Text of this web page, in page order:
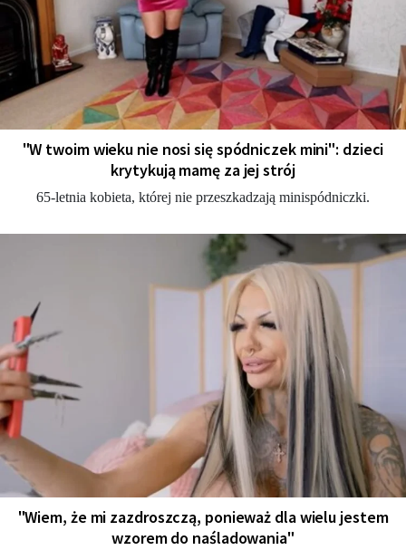
"W twoim wieku nie nosi się spódniczek mini": dzieci
krytykują mamę za jej strój
65-letnia kobieta, której nie przeszkadzają minispódniczki.
"Wiem, że mi zazdroszczą, ponieważ dla wielu jestem
wzorem do naśladowania"